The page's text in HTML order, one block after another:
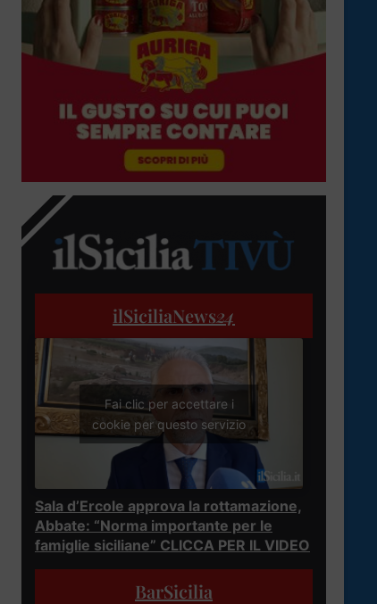
ilSiciliaNews24
Fai clic per accettare i
cookie per questo servizio
Sala d’Ercole approva la rottamazione,
Abbate: “Norma importante per le
famiglie siciliane” CLICCA PER IL VIDEO
BarSicilia